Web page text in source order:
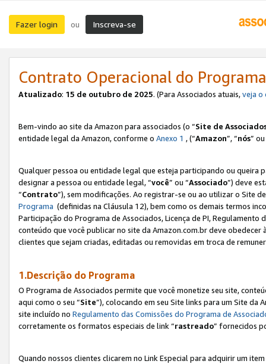
Fazer login ou Inscreva-se
Contrato Operacional do
Atualizado: 15 de outubro de 2025. (Para Associados atuais,veja o
Bem-vindo ao site da Amazon para associados (o “Site de
entidade legal da Amazon, conforme o Anexo 1 , (“Amazon”, “nós”
Qualquer pessoa ou entidade legal que esteja participando ou queira
designar a pessoa ou entidade legal, “você” ou “Associado”) deve
“Contrato”), sem modificações. Ao registrar-se ou ao utilizar o Site
Programa (definidas na Cláusula 12), bem como os demais termos
Participação do Programa de Associados, Licença de PI,
conteúdo que você publicar no site da Amazon.com.br deve
clientes que sejam criadas, editadas ou removidas em troca de
1.Descrição do Programa
O Programa de Associados permite que você monetize seu site,
aqui como o seu “Site”), colocando em seu Site links para um Site da
site incluído no Regulamento das Comissões do Programa de
corretamente os formatos especiais de link “rastreado” fornecidos
Quando nossos clientes clicarem no Link Especial para adquirir um